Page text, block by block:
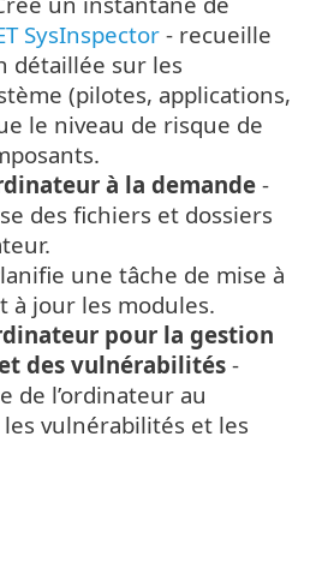
SysInspector- recueille
détaillée sur les
(pilotes, applications,
le niveau de risque de
à la demande -
des fichiers et dossiers
une tâche de mise à
à jour les modules.
pour la gestion
des vulnérabilités -
de l’ordinateur au
vulnérabilités et les